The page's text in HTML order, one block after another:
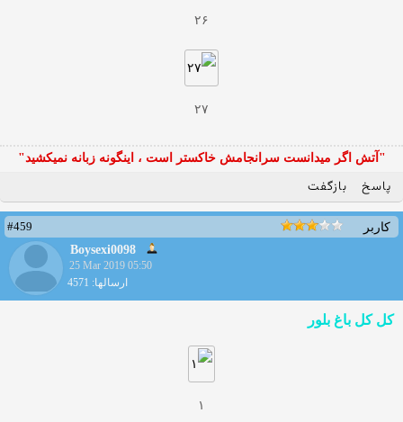
۲۶
۲۷
"آتش اگر ميدانست سرانجامش خاكستر است ، اينگونه زبانه نميكشيد"
پاسخ بازگفت
کاربر
#459
Boysexi0098
25 Mar 2019 05:50
ارسالها: 4571
کل کل باغ بلور
۱